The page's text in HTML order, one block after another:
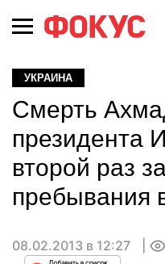
УКРАИНА
Смерть
президента
второй раз
пребывания
08.02.2013 в 12:27